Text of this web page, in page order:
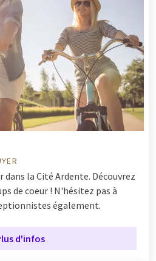
la Cité Ardente. Découvrez
de coeur ! N'hésitez pas à
également.
d'infos